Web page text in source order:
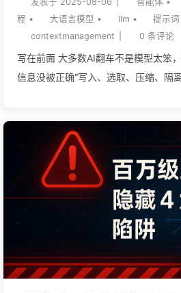
上下文来源时也面临容量瓶颈。操作系
AI169
程 • 大语言模型 • llm • 提示词
contextmanagement
0 条评论
写在前面 大多数AI翻车不是模型太
信息没被正确“写入、选取、压缩、隔
文管控才是性能与安全之解。 先做上
益是**输入成本 -80%、准确度
算得多。 2023-2025年的企业实践证明，AI 应用失败的根本原
因不是模型不够智能，而是”上下文工
1000亿美元市值，而掌握这项技术
能提升。 一、1000亿美元的教训：当AI”失忆”时会发生什么谷歌
Bard的致命一击2023年2月，谷歌满
天机器人Bard。然而，在这场万众瞩